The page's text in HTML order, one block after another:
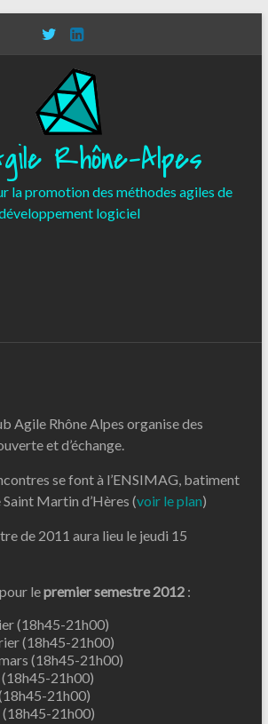
Rhône-Alpes
la promotion des méthodes agiles de
logiciel
Agile Rhône Alpes organise des
et d’échange.
se font à l’ENSIMAG, batiment
Martin d’Hères (voir le plan)
de 2011 aura lieu le jeudi 15
lepremier semestre 2012:
(18h45-21h00)
(18h45-21h00)
(18h45-21h00)
21h00)
21h00)
21h00)